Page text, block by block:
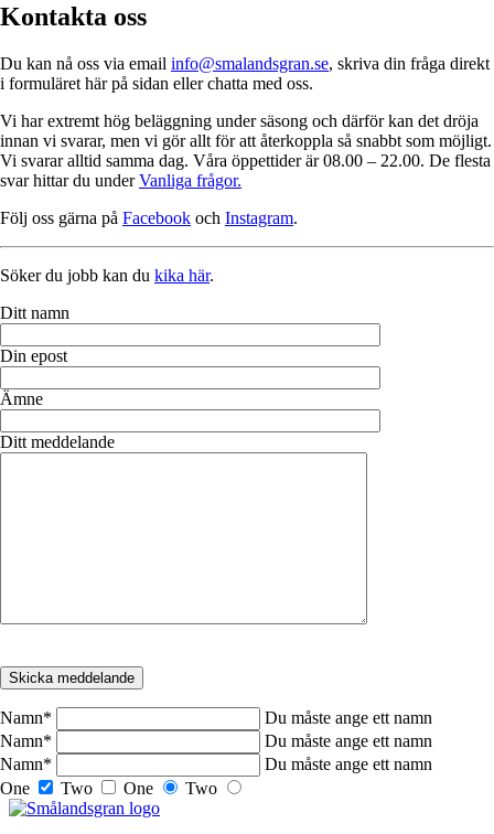
Kontakta oss
Du kan nå oss via email info@smalandsgran.se, skriva din fråga direkt
i formuläret här på sidan eller chatta med oss.
Vi har extremt hög beläggning under säsong och därför kan det dröja
innan vi svarar, men vi gör allt för att återkoppla så snabbt som möjligt.
Vi svarar alltid samma dag. Våra öppettider är 08.00 – 22.00. De flesta
svar hittar du underVanliga frågor.
Följ oss gärna på Facebook och Instagram.
Söker du jobb kan du kika här.
Ditt namn
Din epost
Ämne
Ditt meddelande
Namn*
Du måste ange ett namn
Namn*
Du måste ange ett namn
Namn*
Du måste ange ett namn
One
Two One Two